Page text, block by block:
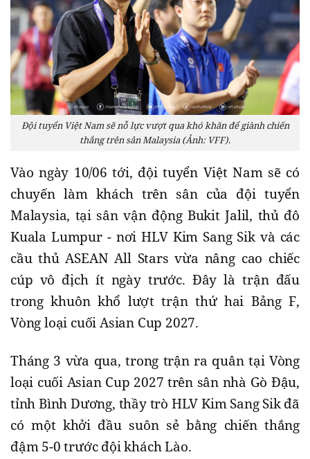
Đội tuyển Việt Nam sẽ nỗ lực vượt qua khó khăn để giành chiến
thắng trên sân Malaysia (Ảnh: VFF).
Vào ngày 10/06 tới, đội tuyển Việt Nam sẽ có
chuyến làm khách trên sân của đội tuyển
Malaysia, tại sân vận động Bukit Jalil, thủ đô
Kuala Lumpur - nơi HLV Kim Sang Sik và các
cầu thủ ASEAN All Stars vừa nâng cao chiếc
cúp vô địch ít ngày trước. Đây là trận đấu
trong khuôn khổ lượt trận thứ hai Bảng F,
Vòng loại cuối Asian Cup 2027.
Tháng 3 vừa qua, trong trận ra quân tại Vòng
loại cuối Asian Cup 2027 trên sân nhà Gò Đậu,
tỉnh Bình Dương, thầy trò HLV Kim Sang Sik đã
có một khởi đầu suôn sẻ bằng chiến thắng
đậm 5-0 trước đội khách Lào.